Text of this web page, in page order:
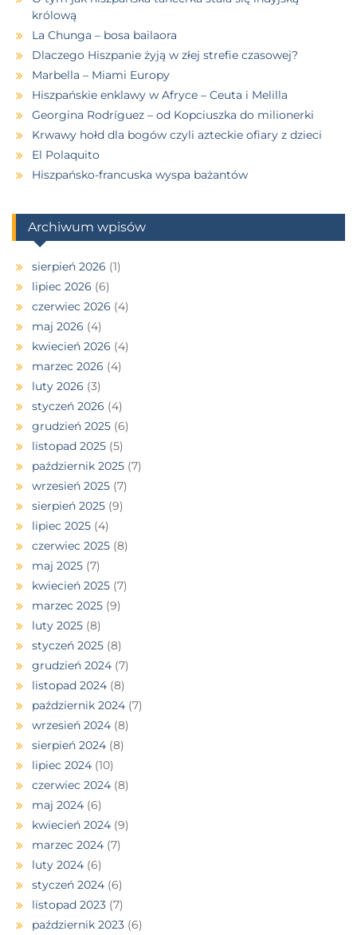
królową
La Chunga – bosa bailaora
Dlaczego Hiszpanie żyją w złej strefie czasowej?
Marbella – Miami Europy
Hiszpańskie enklawy w Afryce – Ceuta i Melilla
Georgina Rodríguez – od Kopciuszka do milionerki
Krwawy hołd dla bogów czyli azteckie ofiary z dzieci
El Polaquito
Hiszpańsko-francuska wyspa bażantów
Archiwum wpisów
sierpień 2026 (1)
lipiec 2026 (6)
czerwiec 2026 (4)
maj 2026 (4)
kwiecień 2026 (4)
marzec 2026 (4)
luty 2026 (3)
styczeń 2026 (4)
grudzień 2025 (6)
listopad 2025 (5)
październik 2025 (7)
wrzesień 2025 (7)
sierpień 2025 (9)
lipiec 2025 (4)
czerwiec 2025 (8)
maj 2025 (7)
kwiecień 2025 (7)
marzec 2025 (9)
luty 2025 (8)
styczeń 2025 (8)
grudzień 2024 (7)
listopad 2024 (8)
październik 2024 (7)
wrzesień 2024 (8)
sierpień 2024 (8)
lipiec 2024 (10)
czerwiec 2024 (8)
maj 2024 (6)
kwiecień 2024 (9)
marzec 2024 (7)
luty 2024 (6)
styczeń 2024 (6)
listopad 2023 (7)
październik 2023 (6)